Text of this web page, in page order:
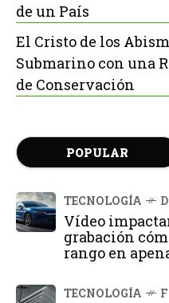
de un País
El Cristo de los
Submarino con una
de Conservación
POPULAR
TECNOLOGÍA
Vídeo
grabación
rango en
TECNOLOGÍA